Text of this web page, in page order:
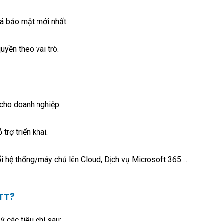
bảo mật mới nhất.
theo vai trò.
doanh nghiệp.
trợ triển khai.
hệ thống/máy chủ lên Cloud, Dịch vụ Microsoft 365….